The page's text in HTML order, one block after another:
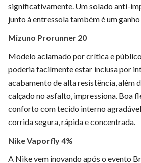
significativamente. Um solado anti-
junto à entressola também é um
Mizuno Prorunner 20
Modelo aclamado por crítica e público,
poderia facilmente estar inclusa por
acabamento de alta resistência, além
calçado no asfalto, impressiona. Boa
conforto com tecido interno
corrida segura, rápida e concentrada.
Nike Vaporfly 4%
A Nike vem inovando após o evento